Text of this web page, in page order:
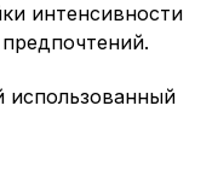
интенсивности
использованный